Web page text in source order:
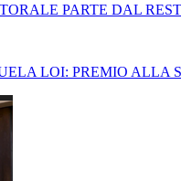
PARTE DAL
LOI: PREMIO ALLA